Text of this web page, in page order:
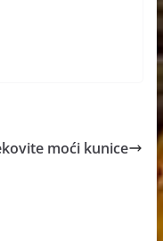
moći kunice